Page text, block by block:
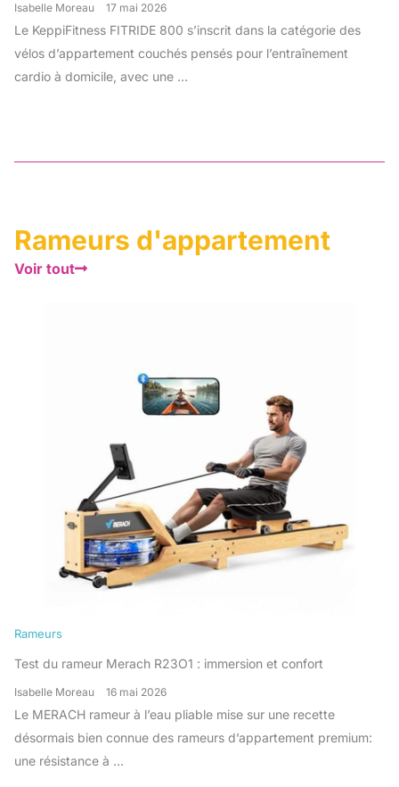
Isabelle Moreau 17 mai 2026
Le KeppiFitness FITRIDE 800 s’inscrit dans la catégorie des
vélos d’appartement couchés pensés pour l’entraînement
cardio à domicile, avec une ...
Rameurs d'appartement
Voir tout
Rameurs
Test du rameur Merach R23O1 : immersion et confort
Isabelle Moreau 16 mai 2026
Le MERACH rameur à l’eau pliable mise sur une recette
désormais bien connue des rameurs d’appartement premium:
une résistance à ...